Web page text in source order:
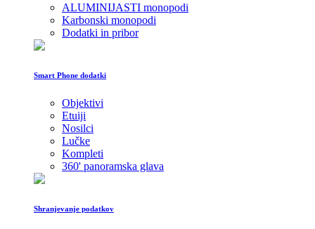
ALUMINIJASTI monopodi
Karbonski monopodi
Dodatki in pribor
Smart Phone dodatki
Objektivi
Etuiji
Nosilci
Lučke
Kompleti
360' panoramska glava
Shranjevanje podatkov